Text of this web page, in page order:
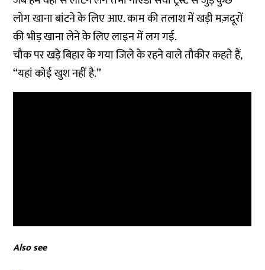
लोग खाना बांटने के लिए आए. काम की तलाश में खड़ी मज़दूरों
की भीड़ खाना लेने के लिए लाइन में लग गई.
चौक पर खड़े बिहार के गया जिले के रहने वाले तौकीर कहते हैं,
‘‘यहां कोई खुश नहीं है.’’
Also see